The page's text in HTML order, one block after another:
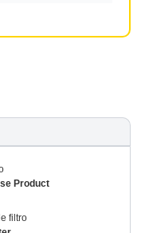
Product
filtro